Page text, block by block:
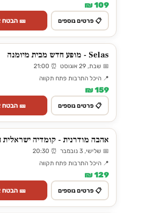
109 ₪
📋 פרטים נוספים 🎫
Selas - מופע חדש מבית מיומנה
📅 שבת, 29 אוגוסט ⏰ 21:00
📍 היכל התרבות פתח תקווה
159 ₪
📋 פרטים נוספים 🎫
אהבה מודרנית - קומדיה
📅 שלישי, 3 נובמבר ⏰ 20:30
📍 היכל התרבות פתח תקווה
129 ₪
📋 פרטים נוספים 🎫